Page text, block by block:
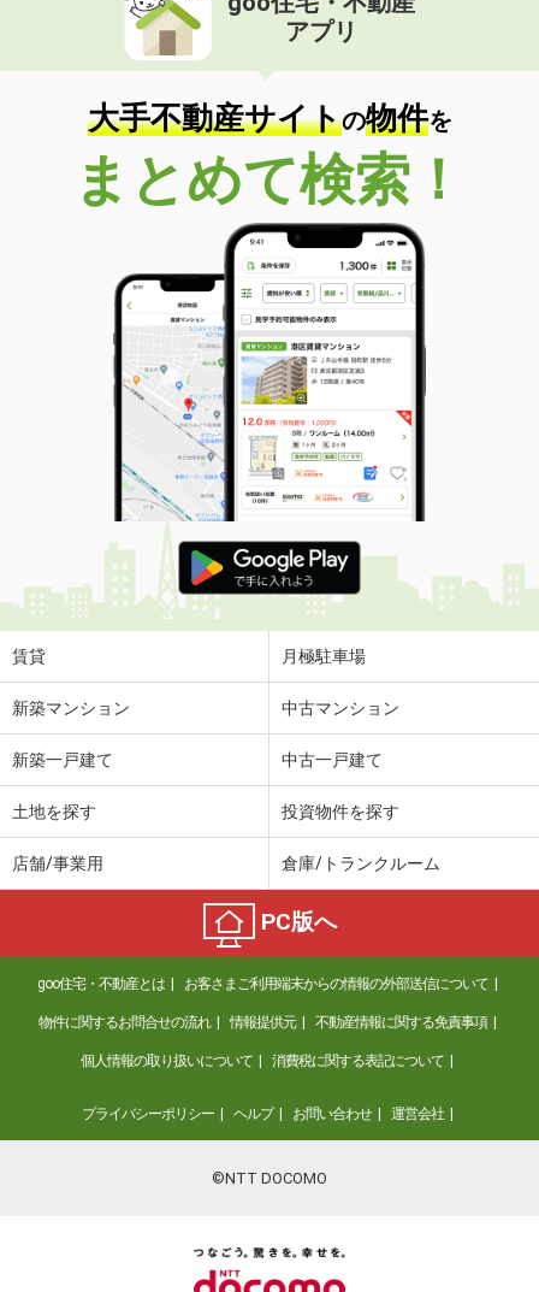
アプリ
大手不動産サイトの物件を
まとめて検索！
賃貸 月極駐車場
新築マンション 中古マンション
新築一戸建て 中古一戸建て
土地を探す 投資物件を探す
店舗/事業用 倉庫/トランクルーム
PC版へ
goo住宅・不動産とは お客さまご利用端末からの情報の外部送信について
物件に関するお問合せの流れ 情報提供元 不動産情報に関する免責事項
個人情報の取り扱いについて 消費税に関する表記について
プライバシーポリシー ヘルプ お問い合わせ 運営会社
©NTT DOCOMO